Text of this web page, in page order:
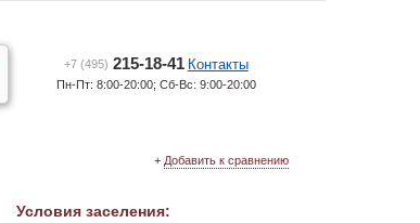
+7 (495) 215-18-41 Контакты
Пн-Пт: 8:00-20:00; Сб-Вс: 9:00-20:00
+ Добавить к сравнению
Условия заселения: